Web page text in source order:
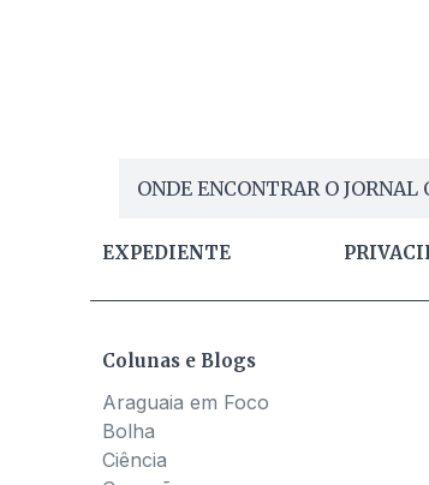
ONDE ENCONTRAR O JORNAL
EXPEDIENTE
Colunas e Blogs
Araguaia em Foco
Bolha
Ciência